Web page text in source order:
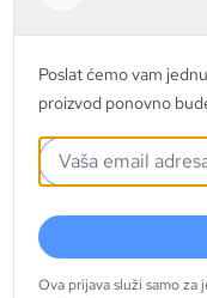
Poslat ćemo vam
proizvod ponovno
Ova prijava služi samo